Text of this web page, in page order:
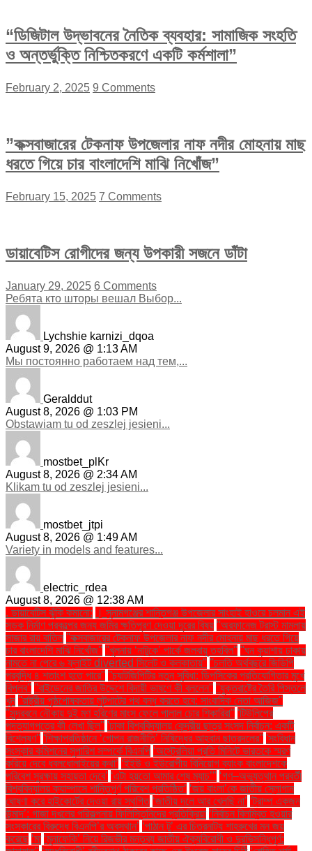
“ডিজিটাল উদ্ভাবনের নৈতিক ব্যবহার: সামাজিক সংহতি
ও অন্তর্ভুক্তি নিশ্চিতকরণে একটি কর্মশালা”
February 2, 2025 9 Comments
”কক্সবাজারের টেকনাফ উপজেলার নাফ নদীর মোহনায় মাছ
ধরতে গিয়ে চার বাংলাদেশি মাঝি নিখোঁজ”
February 15, 2025 7 Comments
ডায়াবেটিস রোগীদের জন্য উপকারী সজনে ডাঁটা
January 29, 2025 6 Comments
Ребята кто шторы вешал Выбор...
Lychshie karnizi_dqoa
August 9, 2026 @ 1:13 AM
Мы постоянно работаем над тем,...
Geralddut
August 8, 2026 @ 1:03 PM
Obstawiam tu od zeszlej jesieni...
mostbet_plKr
August 8, 2026 @ 2:34 AM
Klikam tu od zeszlej jesieni...
mostbet_jtpi
August 8, 2026 @ 1:49 AM
Variety in models and features...
electric_rdea
August 8, 2026 @ 12:38 AM
. ডায়াবেটিস ঝুঁকি কমানো:
। সুনামগঞ্জের শান্তিগঞ্জ উপজেলার সাংহাই হাওরে চলমান এই
সড়ক নির্মাণ প্রকল্পের জন্য জমির ক্ষতিপূরণ দেওয়া দূরের বিষয় ''অরফানেজ ট্রাস্ট মামলায়
সাজার রায় বাতিল ''কক্সবাজারের টেকনাফ উপজেলার নাফ নদীর মোহনায় মাছ ধরতে গিয়ে
চার বাংলাদেশি মাঝি নিখোঁজ'' ''খুলনায় ‘নাটুকে’ পার্কে জলবায়ু তহবিল'' ''ঘন কুয়াশায় ঢাকায়
নামতে না পেরে ৬ ফ্লাইট diverted সিলেট ও কলকাতায়'' ''চলতি অর্থবছরে জিডিপি
প্রবৃদ্ধি ৪ শতাংশ হতে পারে'' ''চ্যাটজিপিটির নতুন সুবিধা: ডিপসিকের প্রতিযোগিতার মুখে
বিপ্লব'' ''বাইডেনের জাতির উদ্দেশে বিদায়ী ভাষণে কী বললেন'' ''যুক্তরাষ্ট্রে তৈরি পিস্তলে
খুন ''রাষ্ট্রীয় পৃষ্ঠপোষকতায় লুটপাটের পথ বন্ধ করতে হবে: সাংবাদিক নেতা আজিজ"
''সুন্দরবনে নৌকায় দুই মণ হরিণের মাংস ফেলে পালাল চোর শিকারিরা'' 'টিউলিপের
পদত্যাগপত্রে কী লেখা ছিল'' 'ঢাকা বিশ্ববিদ্যালয় কেন্দ্রীয় ছাত্র সংসদ নির্বাচন: একটি
বিশ্লেষণ'' 'শিক্ষাপ্রতিষ্ঠানে ‘গোপন রাজনীতি’ নিষিদ্ধের আহ্বান ছাত্রদলের'' 'সংবিধান
সংস্কার কমিশনের সুপারিশ সম্পর্কে বিএনপি ‘অস্ট্রেলিয়া প্রতি মিনিটে ভারতকে স্মরণ
করিয়ে দেবে ধবলধোলাইয়ের কথা’ ‘ইইউ ও ইউরোপীয় বিনিয়োগ ব্যাংক বাংলাদেশকে
পরিবেশ সুরক্ষায় সহায়তা দেবে’ ‘এটা হয়তো আমার শেষ ম্যাচ’" ‘গণ–অভ্যুত্থান পরবর্তী
বিশ্ববিদ্যালয় ক্যাম্পাসে শান্তিপূর্ণ পরিবেশ প্রতিষ্ঠিত’ ‘জয় বাংলা’কে জাতীয় স্লোগান
ঘোষণা করে হাইকোর্টের দেওয়া রায় স্থগিত ‘জাতীয় দলে আর খেলছি না’ ‘ট্রাম্প একজন
উন্মাদ’: গাজা দখলের পরিকল্পনায় ফিলিস্তিনিদের প্রতিক্রিয়া ‘নির্বাচন বিলম্বিত হওয়ার
সংস্কারের বিরুদ্ধে বিএনপি’র অবস্থান’ ‘পাঠান টু’ এর চিত্রনাট্য শাহরুখের মন জয়
করেছে ‘মা ‘মুনাফেকি’ নিয়ে রিজভীর মন্তব্য জাতীয় ঐক্যবিরোধী ও দুরভিসন্ধিপূর্ণ: